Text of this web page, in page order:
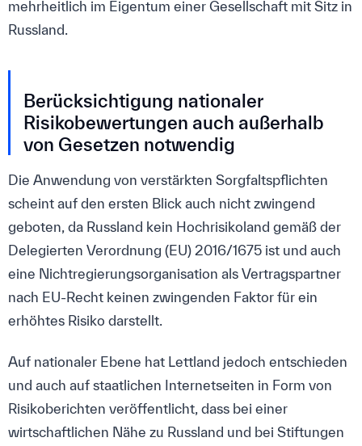
mehrheitlich im Eigentum einer Gesellschaft mit Sitz in
Russland.
Berücksichtigung nationaler
Risikobewertungen auch außerhalb
von Gesetzen notwendig
Die Anwendung von verstärkten Sorgfaltspflichten
scheint auf den ersten Blick auch nicht zwingend
geboten, da Russland kein Hochrisikoland gemäß der
Delegierten Verordnung (EU) 2016/1675 ist und auch
eine Nichtregierungsorganisation als Vertragspartner
nach EU-Recht keinen zwingenden Faktor für ein
erhöhtes Risiko darstellt.
Auf nationaler Ebene hat Lettland jedoch entschieden
und auch auf staatlichen Internetseiten in Form von
Risikoberichten veröffentlicht, dass bei einer
wirtschaftlichen Nähe zu Russland und bei Stiftungen